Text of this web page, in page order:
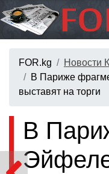
FOR.kg
Новости
В Париже
выставят на торги
В